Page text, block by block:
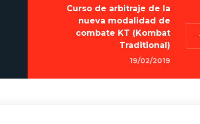
Curso de arbitraje de la
nueva modalidad de
combate KT (Kombat
Traditional)
19/02/2019